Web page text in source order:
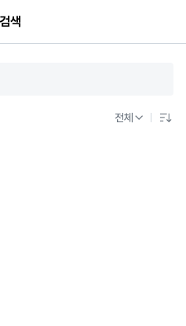
검색
전체